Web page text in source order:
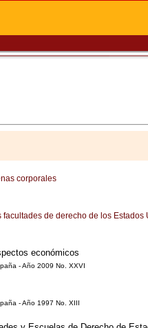
corporales
de derecho de los Estados
económicos
- Año 2009 No. XXVI
- Año 1997 No. XIII